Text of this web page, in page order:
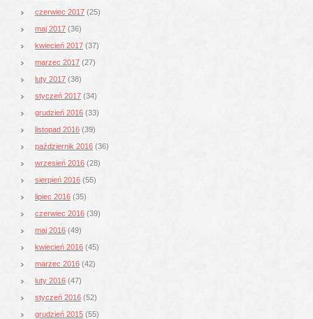
czerwiec 2017 (25)
maj 2017 (36)
kwiecień 2017 (37)
marzec 2017 (27)
luty 2017 (38)
styczeń 2017 (34)
grudzień 2016 (33)
listopad 2016 (39)
październik 2016 (36)
wrzesień 2016 (28)
sierpień 2016 (55)
lipiec 2016 (35)
czerwiec 2016 (39)
maj 2016 (49)
kwiecień 2016 (45)
marzec 2016 (42)
luty 2016 (47)
styczeń 2016 (52)
grudzień 2015 (55)